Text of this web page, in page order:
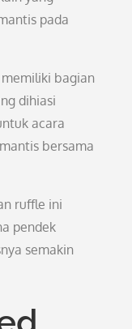
pada
bagian
dihiasi
acara
bersama
ruffle ini
pendek
semakin